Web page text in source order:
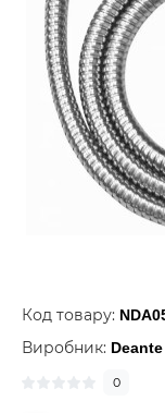
Код товару:
Виробник: Deante
0